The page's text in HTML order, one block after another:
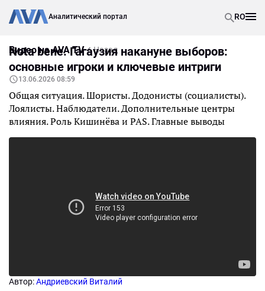
Аналитический портал RO
Видео на AVA TV Назад
Nota bene. Гагаузия накануне выборов:
основные игроки и ключевые интриги
13.06.2026 08:59
Общая ситуация. Шористы. Додонисты (социалисты).
Лоялисты. Наблюдатели. Дополнительные центры
влияния. Роль Кишинёва и PAS. Главные выводы
Автор:Андриевский Виталий